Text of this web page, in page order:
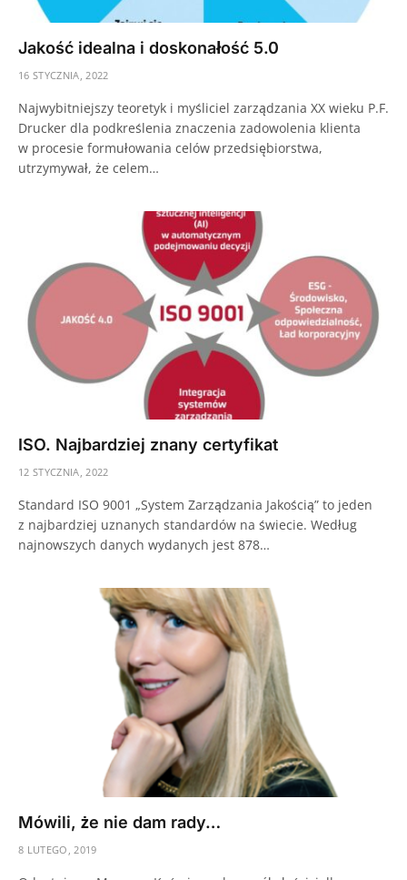
Jakość idealna i doskonałość 5.0
16 STYCZNIA, 2022
Najwybitniejszy teoretyk i myśliciel zarządzania XX wieku P.F.
Drucker dla podkreślenia znaczenia zadowolenia klienta
w procesie formułowania celów przedsiębiorstwa,
utrzymywał, że celem…
ISO. Najbardziej znany certyfikat
12 STYCZNIA, 2022
Standard ISO 9001 „System Zarządzania Jakością” to jeden
z najbardziej uznanych standardów na świecie. Według
najnowszych danych wydanych jest 878…
Mówili, że nie dam rady…
8 LUTEGO, 2019